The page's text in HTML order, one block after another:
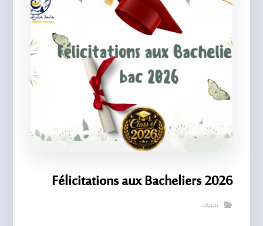
Félicitations aux Bacheliers 2026
نشاطات